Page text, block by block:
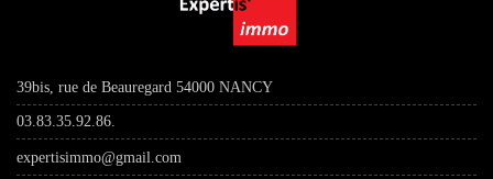
39bis, rue de Beauregard 54000 NANCY
03.83.35.92.86.
expertisimmo@gmail.com